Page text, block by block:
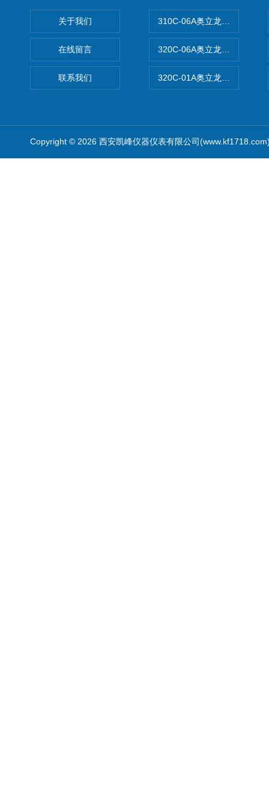
关于我们
在线留言
联系我们
310C-06A奥立龙实验室台式
320C-06A奥立龙实验室便携
320C-01A奥立龙实验室便携
Copyright © 2026 西安凯峰仪器仪表有限公司